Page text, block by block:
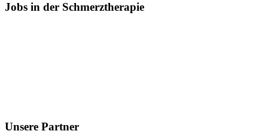
Jobs in der Schmerztherapie
Unsere Partner